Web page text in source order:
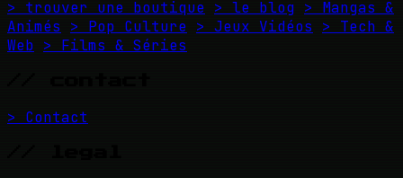
> trouver une boutique > le blog > Mangas &
Animés
> Pop Culture > Jeux Vidéos
> Tech &
Web > Films & Séries
> Contact